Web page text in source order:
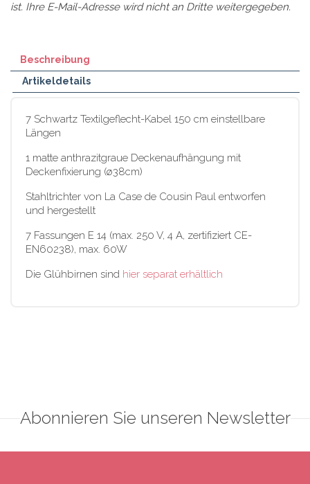
ist. Ihre E-Mail-Adresse wird nicht an Dritte weitergegeben.
Beschreibung
Artikeldetails
7 Schwartz Textilgeflecht-Kabel 150 cm einstellbare
Längen
1 matte anthrazitgraue Deckenaufhängung mit
Deckenfixierung (ø38cm)
Stahltrichter von La Case de Cousin Paul entworfen
und hergestellt
7 Fassungen E 14 (max. 250 V, 4 A, zertifiziert CE-
EN60238), max. 60W
Die Glühbirnen sind hier separat erhältlich
Abonnieren Sie unseren Newsletter